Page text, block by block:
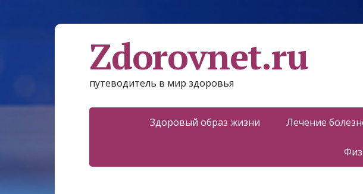
Zdorovnet.ru
путеводитель в мир здоровья
Здоровый образ жизни Лечение